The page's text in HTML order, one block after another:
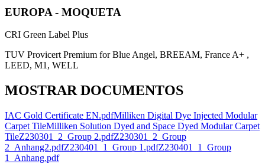
EUROPA - MOQUETA
CRI Green Label Plus
TUV Provicert Premium for Blue Angel, BREEAM, France A+ ,
LEED, M1, WELL
MOSTRAR DOCUMENTOS
IAC Gold Certificate EN.pdfMilliken Digital Dye Injected Modular
Carpet TileMilliken Solution Dyed and Space Dyed Modular Carpet
TileZ230301_2_Group 2.pdfZ230301_2_Group
2_Anhang2.pdfZ230401_1_Group 1.pdfZ230401_1_Group
1_Anhang.pdf